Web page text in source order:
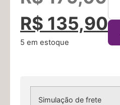
R$ 135,90
5 em estoque
Simulação de frete